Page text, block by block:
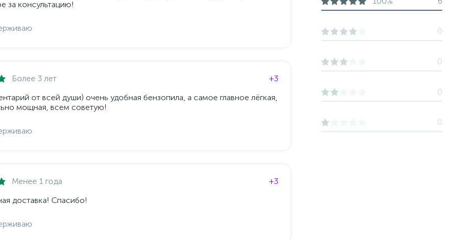
за консультацию!
Более 3 лет
+3
от всей души) очень удобная бензопила, а самое главное лёгкая,
мощная, всем советую!
Менее 1 года
+3
доставка! Спасибо!
0
0
0
0